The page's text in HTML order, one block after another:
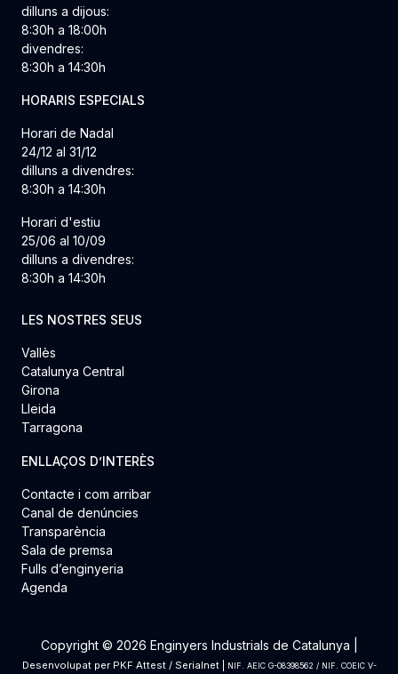
dilluns a dijous:
8:30h a 18:00h
divendres:
8:30h a 14:30h
HORARIS ESPECIALS
Horari de Nadal
24/12 al 31/12
dilluns a divendres:
8:30h a 14:30h
Horari d'estiu
25/06 al 10/09
dilluns a divendres:
8:30h a 14:30h
LES NOSTRES SEUS
Vallès
Catalunya Central
Girona
Lleida
Tarragona
ENLLAÇOS D’INTERÈS
Contacte i com arribar
Canal de denúncies
Transparència
Sala de premsa
Fulls d’enginyeria
Agenda
Copyright © 2026 Enginyers Industrials de Catalunya |
Desenvolupat per PKF Attest/ Serialnet| NIF. AEIC G-08398562 / NIF. COEIC V-